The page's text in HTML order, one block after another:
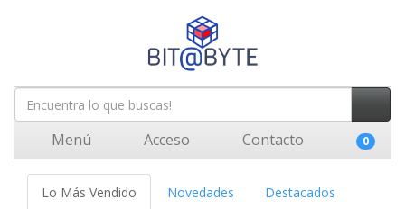
Menú Acceso Contacto 0
Lo Más Vendido Novedades Destacados